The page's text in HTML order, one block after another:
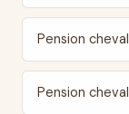
Pension
Pension